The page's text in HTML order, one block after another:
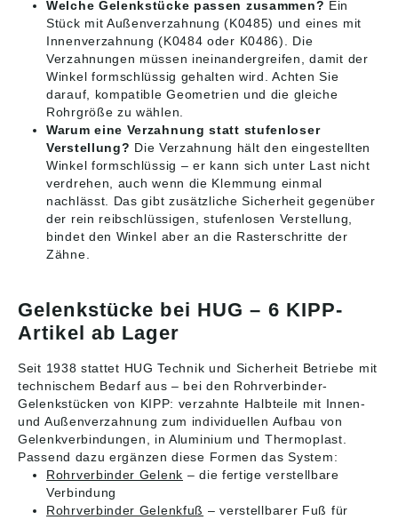
Welche Gelenkstücke passen zusammen? Ein
Stück mit Außenverzahnung (K0485) und eines mit
Innenverzahnung (K0484 oder K0486). Die
Verzahnungen müssen ineinandergreifen, damit der
Winkel formschlüssig gehalten wird. Achten Sie
darauf, kompatible Geometrien und die gleiche
Rohrgröße zu wählen.
Warum eine Verzahnung statt stufenloser
Verstellung? Die Verzahnung hält den eingestellten
Winkel formschlüssig – er kann sich unter Last nicht
verdrehen, auch wenn die Klemmung einmal
nachlässt. Das gibt zusätzliche Sicherheit gegenüber
der rein reibschlüssigen, stufenlosen Verstellung,
bindet den Winkel aber an die Rasterschritte der
Zähne.
Gelenkstücke bei HUG – 6 KIPP-
Artikel ab Lager
Seit 1938 stattet HUG Technik und Sicherheit Betriebe mit
technischem Bedarf aus – bei den Rohrverbinder-
Gelenkstücken von KIPP: verzahnte Halbteile mit Innen-
und Außenverzahnung zum individuellen Aufbau von
Gelenkverbindungen, in Aluminium und Thermoplast.
Passend dazu ergänzen diese Formen das System:
Rohrverbinder Gelenk – die fertige verstellbare
Verbindung
Rohrverbinder Gelenkfuß – verstellbarer Fuß für